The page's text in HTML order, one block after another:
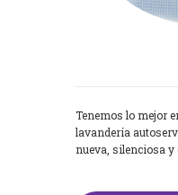
Tenemos lo mejor
lavandería
nueva, silenciosa y